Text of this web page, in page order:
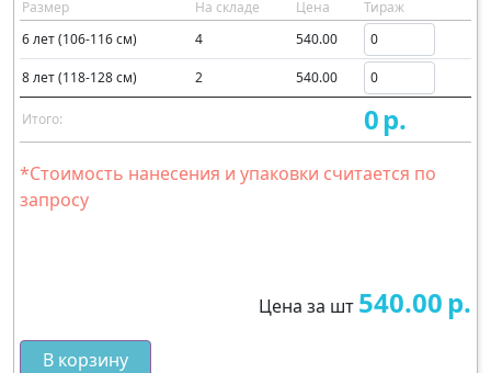
Размер На складе Цена
Тираж
6 лет (106-116 см)
4 540.00
8 лет (118-128 см) 2 540.00
Итого: 0р.
*Стоимость нанесения и упаковки считается по
запросу
Цена за шт 540.00р.
В корзину